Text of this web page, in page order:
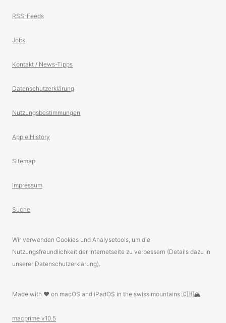
RSS-Feeds
Jobs
Kontakt / News-Tipps
Datenschutzerklärung
Nutzungsbestimmungen
Apple History
Sitemap
Impressum
Suche
Wir verwenden Cookies und Analysetools, um die
Nutzungsfreundlichkeit der Internetseite zu verbessern (Details dazu in
unserer Datenschutzerklärung).
Made with ❤️ on macOS and iPadOS in the swiss mountains 🇨🇭🏔
macprime v10.5